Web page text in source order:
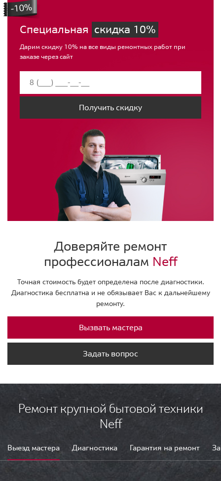
Специальная скидка 10%
Дарим скидку 10% на все виды ремонтных работ при
заказе через сайт
Получить скидку
Доверяйте ремонт
профессионалам Neff
Точная стоимость будет определена после диагностики.
Диагностика бесплатна и не обязывает Вас к дальнейшему
ремонту.
Вызвать мастера
Задать вопрос
Ремонт крупной бытовой техники
Neff
Выезд мастера Диагностика Гарантия на ремонт